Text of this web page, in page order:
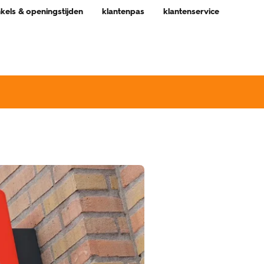
& openingstijden klantenpas klantenservice